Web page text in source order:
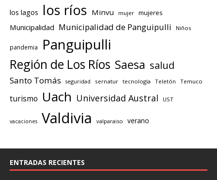
los lagos los ríos Minvu mujer mujeres
Municipalidad Municipalidad de Panguipulli Niños
pandemia Panguipulli
Región de Los Ríos Saesa salud
Santo Tomás seguridad sernatur tecnología Teletón Temuco
turismo Uach Universidad Austral UST
vacaciones Valdivia valparaiso verano
ENTRADAS RECIENTES